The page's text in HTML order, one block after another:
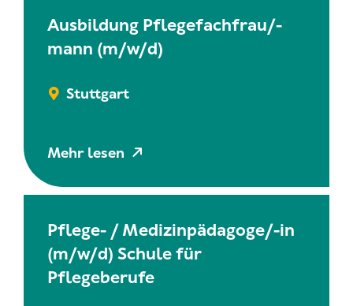
Ausbildung Pflegefachfrau/-
mann (m/w/d)
Stuttgart
Mehr lesen
Pflege- / Medizinpädagoge/-in
(m/w/d) Schule für
Pflegeberufe